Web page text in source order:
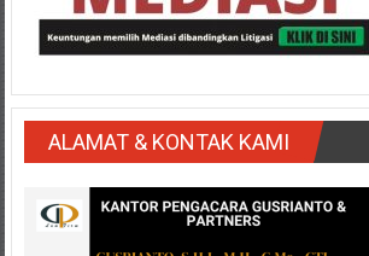
ALAMAT & KONTAK KAMI